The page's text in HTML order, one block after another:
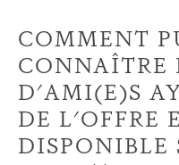
COMMENT
CONNAÎTRE
D'AMI(E)S
DE L'OFFRE
DISPONIBLE